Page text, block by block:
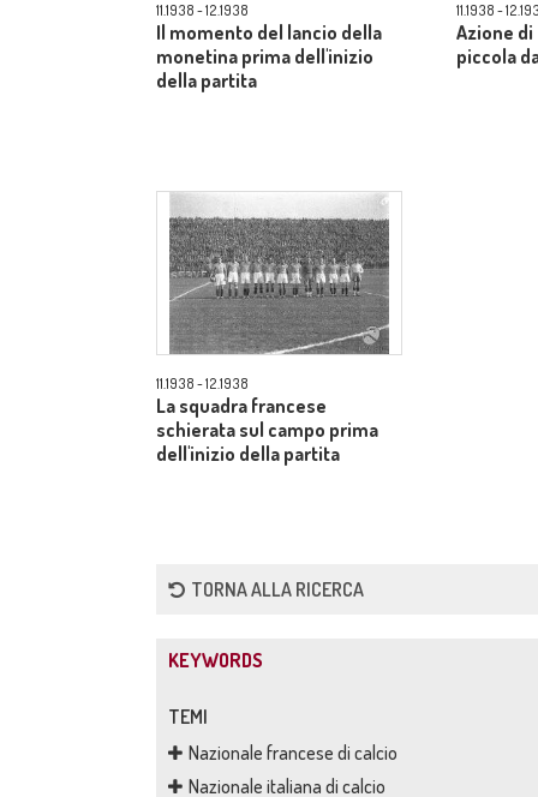
11.1938 - 12.1938
Il momento del lancio della
monetina prima dell'inizio
della partita
11.1938 -
Azione
piccola
11.1938 - 12.1938
La squadra francese
schierata sul campo prima
dell'inizio della partita
TORNA ALLA RICERCA
KEYWORDS
TEMI
Nazionale francese di calcio
Nazionale italiana di calcio